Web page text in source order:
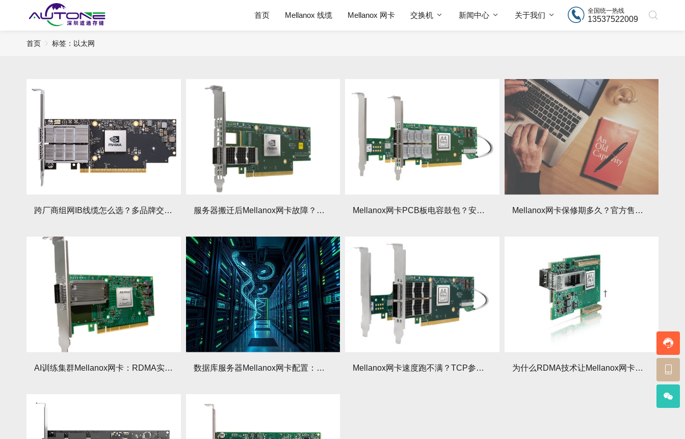
首页 Mellanox 线缆 Mellanox 网卡 交换机 新闻中心 关于我们
全国统一热线
13537522009
首页 标签：以太网
跨厂商组网IB线缆怎么选？多品牌交换机互通避坑指南 服务器搬迁后Mellanox网卡故障？运输保护要点 Mellanox网卡PCB板电容鼓包？安全隐患需警惕 Mellanox网卡保修期多久？官方售后查询方法
AI训练集群Mellanox网卡：RDMA实现GPU直连 数据库服务器Mellanox网卡配置：降低IO延迟 Mellanox网卡速度跑不满？TCP参数调优技巧 为什么RDMA技术让Mellanox网卡如此强大？